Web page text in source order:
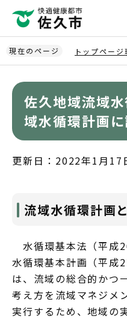
ペ
ー
ジ
現在のページ トップページ
佐久地域流域
域水循環計画に
更新日：2022年1月17
流域水循環計画
水循環基本法（平成
水循環基本計画（平成
は、流域の総合的かつ
考え方を流域マネジメ
実行するため、地域の